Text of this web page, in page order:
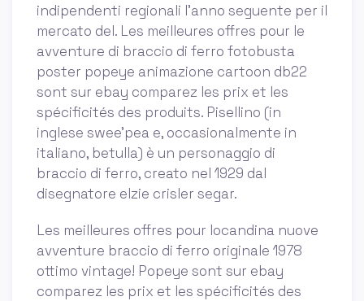
indipendenti regionali l'anno seguente per il
mercato del. Les meilleures offres pour le
avventure di braccio di ferro fotobusta
poster popeye animazione cartoon db22
sont sur ebay comparez les prix et les
spécificités des produits. Pisellino (in
inglese swee'pea e, occasionalmente in
italiano, betulla) è un personaggio di
braccio di ferro, creato nel 1929 dal
disegnatore elzie crisler segar.
Les meilleures offres pour locandina nuove
avventure braccio di ferro originale 1978
ottimo vintage! Popeye sont sur ebay
comparez les prix et les spécificités des